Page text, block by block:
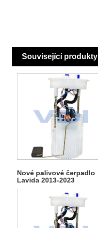
Související produkty
Nové palivové čerpadlo
Lavida 2013-2023